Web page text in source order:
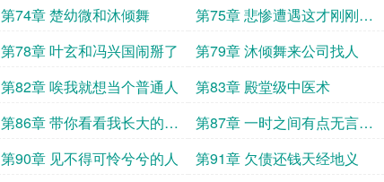
来接您
第74章 楚幼微和沐倾舞
第75章 悲惨遭遇这才刚刚开
始
第78章 叶玄和冯兴国闹掰了 第79章 沐倾舞来公司找人
第82章 唉我就想当个普通人 第83章 殿堂级中医术
第86章 带你看看我长大的地
方
第87章 一时之间有点无言以
对
第90章 见不得可怜兮兮的人 第91章 欠债还钱天经地义